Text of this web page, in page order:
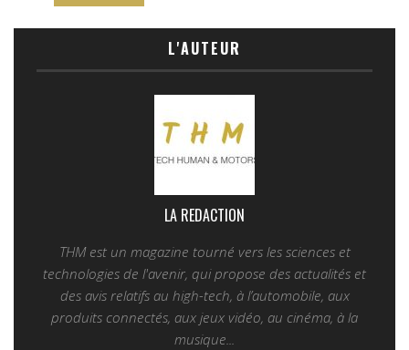
L'AUTEUR
LA REDACTION
THM est un magazine tourné vers les sciences et
technologies de l'avenir, qui propose des actualités et
des avis relatifs au high-tech, à l’automobile, aux
produits connectés, aux jeux vidéo, au cinéma, à la
musique...